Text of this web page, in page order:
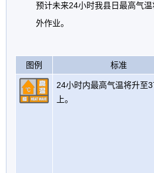
预计未来24小时我县日最高气
外作业。
图例 标准
24小时内最高气温将升至
上。